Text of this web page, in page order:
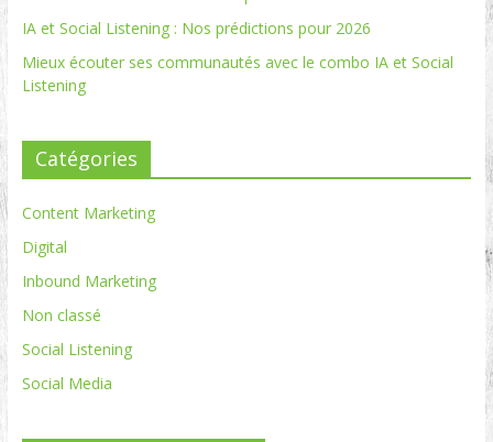
IA et Social Listening : Nos prédictions pour 2026
Mieux écouter ses communautés avec le combo IA et Social
Listening
Catégories
Content Marketing
Digital
Inbound Marketing
Non classé
Social Listening
Social Media